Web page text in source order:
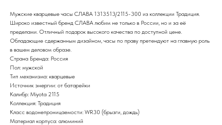
Мужские кварцевые часы СЛАВА 1313513/2115-300 из коллекции Традиция.
Широко известный бренд СЛАВА любим не только в России, но и за её
пределами. Отличный подарок высокого качества по доступной цене.
Обладающие сдержанным дизайном, часы по праву претендуют на главную роль
в вашем деловом образе.
Страна Бренда: Россия
Пол: мужской
Тип механизма: кварцевые
Источник энергии: от батарейки
Калибр: Miyota 2115
Коллекция: Традиция
Класс водонепроницаемости: WR30 (брызги, дождь)
Материал корпуса: алюминий